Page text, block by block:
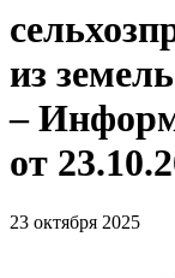
из
–
от
23 октября 2025